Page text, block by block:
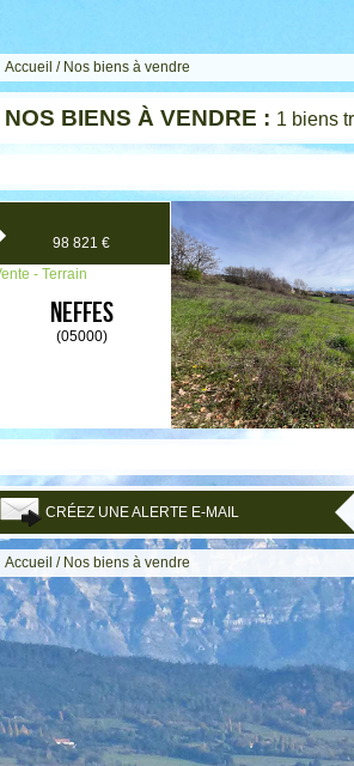
Accueil / Nos biens à vendre
NOS BIENS À VENDRE : 1 biens
98 821 €
- Terrain
Neffes
(05000)
CRÉEZ UNE ALERTE E-MAIL
Accueil / Nos biens à vendre